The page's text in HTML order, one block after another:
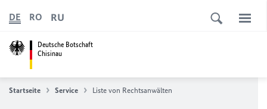
Deutsche Botschaft
Chisinau
DE RO RU
Startseite Service Liste von Rechtsanwälten